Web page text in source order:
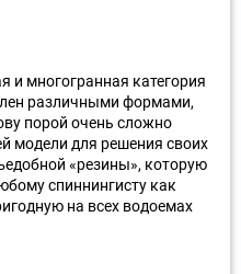
и многогранная категория
различными формами,
порой очень сложно
модели для решения своих
«резины», которую
спиннингисту как
на всех водоемах